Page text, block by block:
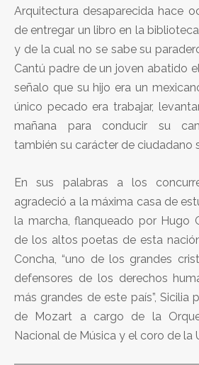
Arquitectura desaparecida hace
de entregar un libro en la
y de la cual no se sabe su
Cantú padre de un joven abatido
señalo que su hijo era un
único pecado era trabajar,
mañana para conducir su
también su carácter de ciudadano
En sus palabras a los
agradeció a la máxima casa de
la marcha, flanqueado por Hugo
de los altos poetas de esta
Concha, “uno de los grandes
defensores de los derechos
más grandes de este país”, Sicilia
de Mozart a cargo de la
Nacional de Música y el coro de la